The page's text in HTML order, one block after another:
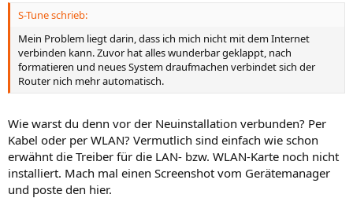
S-Tune schrieb:
Mein Problem liegt darin, dass ich mich nicht mit dem Internet
verbinden kann. Zuvor hat alles wunderbar geklappt, nach
formatieren und neues System draufmachen verbindet sich der
Router nich mehr automatisch.
Wie warst du denn vor der Neuinstallation verbunden? Per
Kabel oder per WLAN? Vermutlich sind einfach wie schon
erwähnt die Treiber für die LAN- bzw. WLAN-Karte noch nicht
installiert. Mach mal einen Screenshot vom Gerätemanager
und poste den hier.